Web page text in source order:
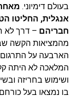
בעולם דימיוני.
אנגלית, החליטו
חבריהם – דרך לא
מהמציאות הקשה
הארבעה על התרגום
המלאכה לא היתה
ושימוש בחריזה
בו נמצאו בעל